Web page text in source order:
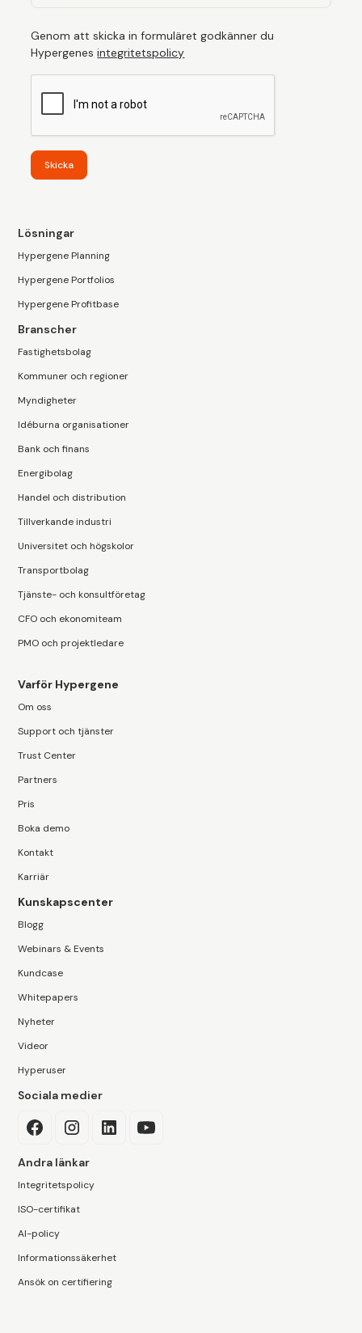
Genom att skicka in formuläret godkänner du
Hypergenesintegritetspolicy
Skicka
Lösningar
Hypergene Planning
Hypergene Portfolios
Hypergene Profitbase
Branscher
Fastighetsbolag
Kommuner och regioner
Myndigheter
Idéburna organisationer
Bank och finans
Energibolag
Handel och distribution
Tillverkande industri
Universitet och högskolor
Transportbolag
Tjänste- och konsultföretag
CFO och ekonomiteam
PMO och projektledare
Varför Hypergene
Om oss
Support och tjänster
Trust Center
Partners
Pris
Boka demo
Kontakt
Karriär
Kunskapscenter
Blogg
Webinars & Events
Kundcase
Whitepapers
Nyheter
Videor
Hyperuser
Sociala medier
Andra länkar
Integritetspolicy
ISO-certifikat
AI-policy
Informationssäkerhet
Ansök on certifiering